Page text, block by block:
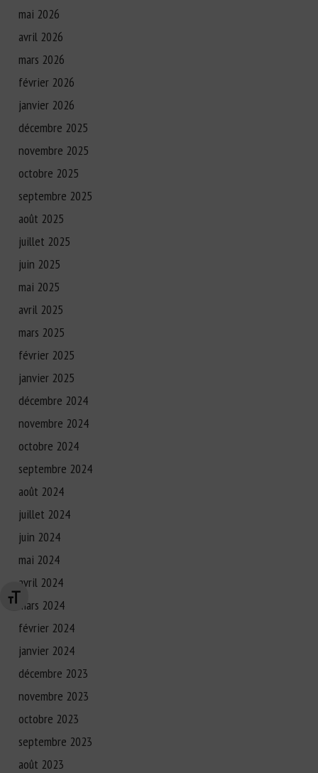
Changer la taille de la police
mai 2026
avril 2026
mars 2026
février 2026
janvier 2026
décembre 2025
novembre 2025
octobre 2025
septembre 2025
août 2025
juillet 2025
juin 2025
mai 2025
avril 2025
mars 2025
février 2025
janvier 2025
décembre 2024
novembre 2024
octobre 2024
septembre 2024
août 2024
juillet 2024
juin 2024
mai 2024
avril 2024
mars 2024
février 2024
janvier 2024
décembre 2023
novembre 2023
octobre 2023
septembre 2023
août 2023